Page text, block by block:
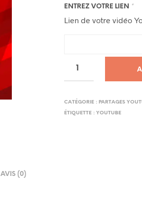
ENTREZ VOTRE LIEN *
Lien de votre vidéo
CATÉGORIE : PARTAGES
ÉTIQUETTE :YOUTUBE
AVIS (0)